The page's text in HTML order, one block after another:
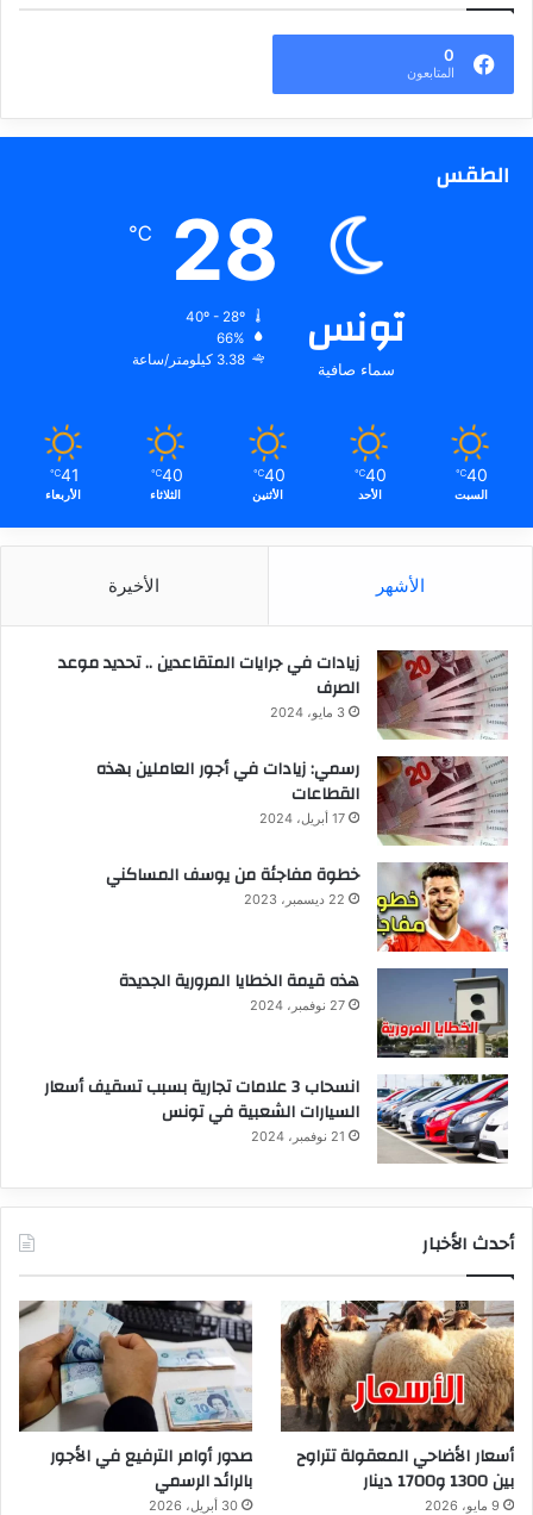
0
المتابعون
الطقس
تونس
سماء صافية
28
℃
66%
3.38 كيلومتر/ساعة
40
℃
السبت
40
℃
الأحد
40
℃
الأثنين
40
℃
الثلاثاء
41
℃
الأربعاء
الأشهر الأخيرة
زيادات في جرايات المتقاعدين .. تحديد موعد
الصرف
3 مايو، 2024
رسمي: زيادات في أجور العاملين بهذه
القطاعات
17 أبريل، 2024
خطوة مفاجئة من يوسف المساكني
22 ديسمبر، 2023
هذه قيمة الخطايا المرورية الجديدة
27 نوفمبر، 2024
انسحاب 3 علامات تجارية بسبب تسقيف أسعار
السيارات الشعبية في تونس
21 نوفمبر، 2024
أحدث الأخبار
أسعار الأضاحي المعقولة تتراوح
بين 1300 و1700 دينار
9 مايو، 2026
صدور أوامر الترفيع في الأجور
بالرائد الرسمي
30 أبريل، 2026